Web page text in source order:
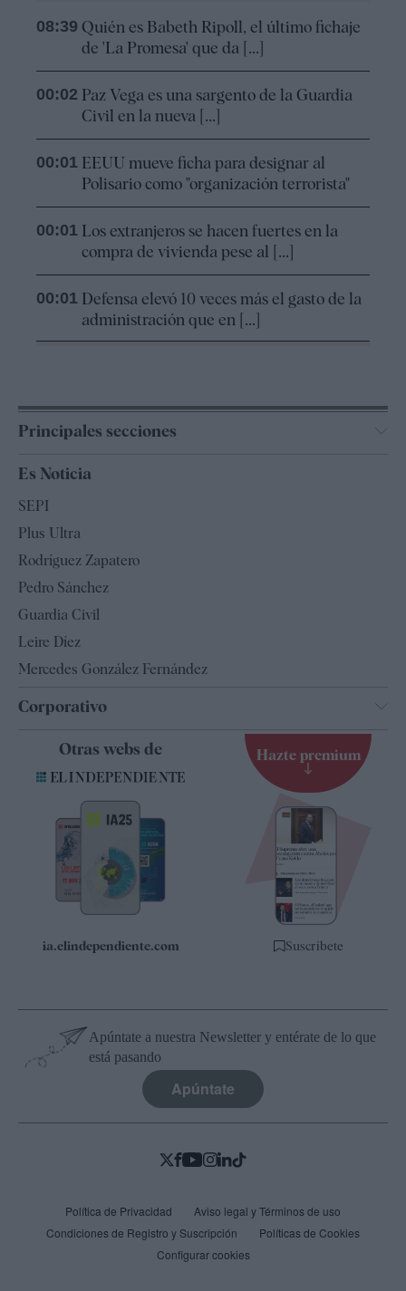
08:39 Quién es Babeth Ripoll, el último fichaje
de 'La Promesa' que da [...]
00:02 Paz Vega es una sargento de la Guardia
Civil en la nueva [...]
00:01 EEUU mueve ficha para designar al
Polisario como "organización terrorista"
00:01 Los extranjeros se hacen fuertes en la
compra de vivienda pese al [...]
00:01 Defensa elevó 10 veces más el gasto de la
administración que en [...]
Principales secciones
España
Televisión
Es Noticia
SEPI
Plus Ultra
Rodríguez Zapatero
Pedro Sánchez
Guardia Civil
Leire Díez
Mercedes González Fernández
Corporativo
Contacto
Quiénes somos
Especificaciones
Otras webs de
ia.elindependiente.com
Hazte premium
Suscríbete
Apúntate a nuestra Newsletter y entérate de lo que
está pasando
Apúntate
Política de Privacidad
Aviso legal y Términos de uso
Condiciones de Registro y Suscripción
Políticas de Cookies
Configurar cookies